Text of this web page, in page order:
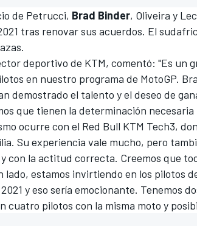
de Petrucci, Brad Binder, Oliveira y
tras renovar sus acuerdos. El
deportivo de KTM, comentó: "Es un
en nuestro programa de MotoGP.
demostrado el talento y el deseo de
que tienen la determinación
ocurre con el Red Bull KTM Tech3,
Su experiencia vale mucho, pero
con la actitud correcta. Creemos que
lado, estamos invirtiendo en los pilotos
y eso sería emocionante. Tenemos
cuatro pilotos con la misma moto y